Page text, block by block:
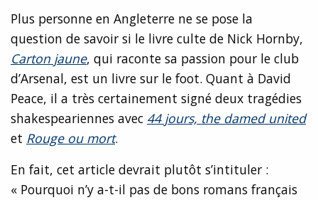
Plus personne en Angleterre ne se pose la
question de savoir si le livre culte de Nick Hornby,
Carton jaune, qui raconte sa passion pour le club
d’Arsenal, est un livre sur le foot. Quant à David
Peace, il a très certainement signé deux tragédies
shakespeariennes avec 44 jours, the damed united
et Rouge ou mort.
En fait, cet article devrait plutôt s’intituler :
« Pourquoi n’y a-t-il pas de bons romans français